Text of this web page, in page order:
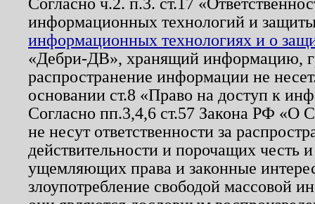
информационных технологий и
информационных технологиях и о
«Дебри-ДВ», хранящий информацию,
распространение информации не
основании ст.8 «Право на доступ к
Согласно пп.3,4,6 ст.57 Закона РФ «О
не несут ответственности за
действительности и порочащих честь
ущемляющих права и законные
злоупотребление свободой массовой